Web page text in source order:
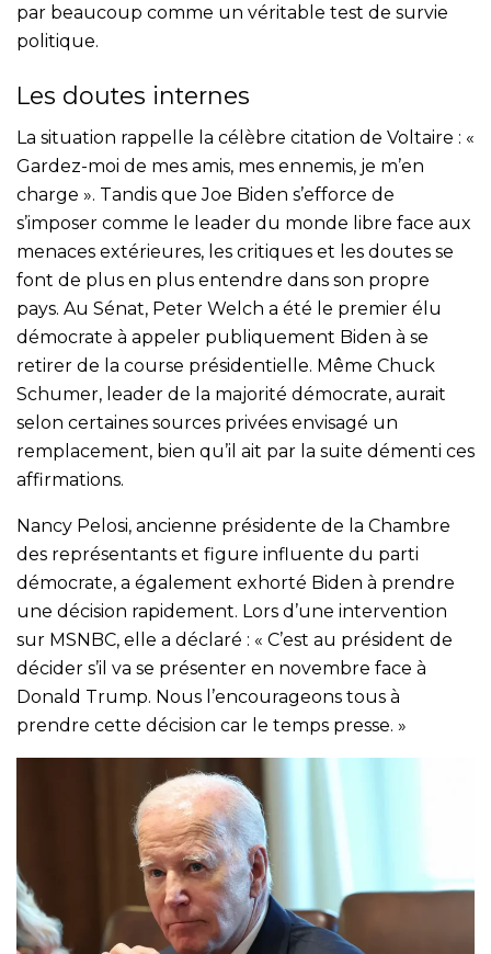
par beaucoup comme un véritable test de survie
politique.
Les doutes internes
La situation rappelle la célèbre citation de Voltaire : «
Gardez-moi de mes amis, mes ennemis, je m’en
charge ». Tandis que Joe Biden s’efforce de
s’imposer comme le leader du monde libre face aux
menaces extérieures, les critiques et les doutes se
font de plus en plus entendre dans son propre
pays. Au Sénat, Peter Welch a été le premier élu
démocrate à appeler publiquement Biden à se
retirer de la course présidentielle. Même Chuck
Schumer, leader de la majorité démocrate, aurait
selon certaines sources privées envisagé un
remplacement, bien qu’il ait par la suite démenti ces
affirmations.
Nancy Pelosi, ancienne présidente de la Chambre
des représentants et figure influente du parti
démocrate, a également exhorté Biden à prendre
une décision rapidement. Lors d’une intervention
sur MSNBC, elle a déclaré : « C’est au président de
décider s’il va se présenter en novembre face à
Donald Trump. Nous l’encourageons tous à
prendre cette décision car le temps presse. »